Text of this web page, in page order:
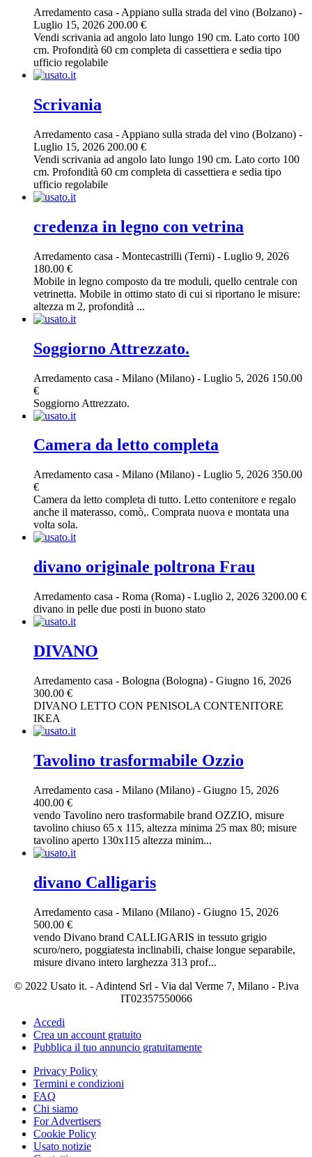
Arredamento casa - Appiano sulla strada del vino (Bolzano) -
Luglio 15, 2026 200.00 €
Vendi scrivania ad angolo lato lungo 190 cm. Lato corto 100
cm. Profondità 60 cm completa di cassettiera e sedia tipo
ufficio regolabile
Scrivania
Arredamento casa - Appiano sulla strada del vino (Bolzano) -
Luglio 15, 2026 200.00 €
Vendi scrivania ad angolo lato lungo 190 cm. Lato corto 100
cm. Profondità 60 cm completa di cassettiera e sedia tipo
ufficio regolabile
credenza in legno con vetrina
Arredamento casa - Montecastrilli (Terni) - Luglio 9, 2026
180.00 €
Mobile in legno composto da tre moduli, quello centrale con
vetrinetta. Mobile in ottimo stato di cui si riportano le misure:
altezza m 2, profondità ...
Soggiorno Attrezzato.
Arredamento casa - Milano (Milano) - Luglio 5, 2026 150.00
€
Soggiorno Attrezzato.
Camera da letto completa
Arredamento casa - Milano (Milano) - Luglio 5, 2026 350.00
€
Camera da letto completa di tutto. Letto contenitore e regalo
anche il materasso, comò,. Comprata nuova e montata una
volta sola.
divano originale poltrona Frau
Arredamento casa - Roma (Roma) - Luglio 2, 2026 3200.00 €
divano in pelle due posti in buono stato
DIVANO
Arredamento casa - Bologna (Bologna) - Giugno 16, 2026
300.00 €
DIVANO LETTO CON PENISOLA CONTENITORE
IKEA
Tavolino trasformabile Ozzio
Arredamento casa - Milano (Milano) - Giugno 15, 2026
400.00 €
vendo Tavolino nero trasformabile brand OZZIO, misure
tavolino chiuso 65 x 115, altezza minima 25 max 80; misure
tavolino aperto 130x115 altezza minim...
divano Calligaris
Arredamento casa - Milano (Milano) - Giugno 15, 2026
500.00 €
vendo Divano brand CALLIGARIS in tessuto grigio
scuro/nero, poggiatesta inclinabili, chaise longue separabile,
misure divano intero larghezza 313 prof...
© 2022 Usato it. - Adintend Srl - Via dal Verme 7, Milano - P.iva
IT02357550066
Accedi
Crea un account gratuito
Pubblica il tuo annuncio gratuitamente
Privacy Policy
Termini e condizioni
FAQ
Chi siamo
For Advertisers
Cookie Policy
Usato notizie